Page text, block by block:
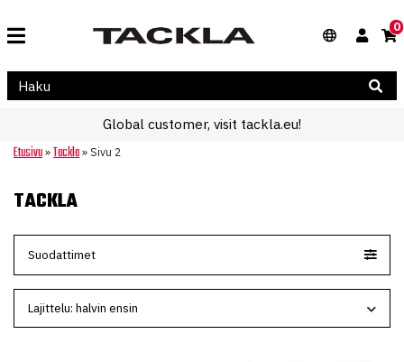
0
Global customer, visit tackla.eu!
Etusivu » Tackla » Sivu 2
TACKLA
Suodattimet